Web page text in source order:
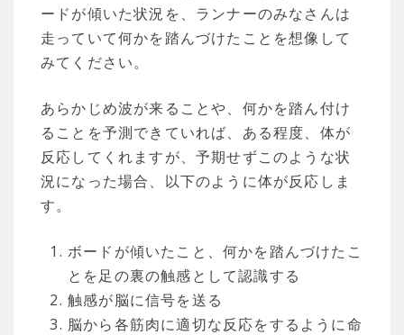
ードが傾いた状況を、ランナーのみなさんは
走っていて何かを踏んづけたことを想像して
みてください。
あらかじめ波が来ることや、何かを踏ん付け
ることを予測できていれば、ある程度、体が
反応してくれますが、予期せずこのような状
況になった場合、以下のように体が反応しま
す。
ボードが傾いたこと、何かを踏んづけたこ
とを足の裏の触感として認識する
触感が脳に信号を送る
脳から各筋肉に適切な反応をするように命